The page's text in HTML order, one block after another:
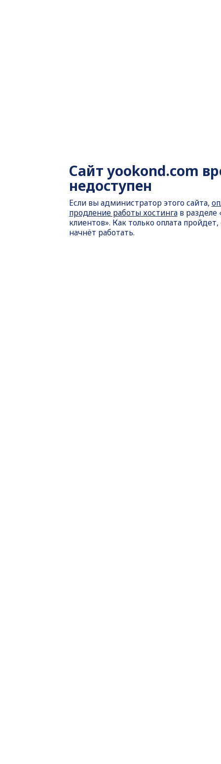
Сайт yookond.com
недоступен
Если вы администратор этого сайта,
продление работы хостингав разделе
клиентов». Как только оплата пройдет,
начнёт работать.